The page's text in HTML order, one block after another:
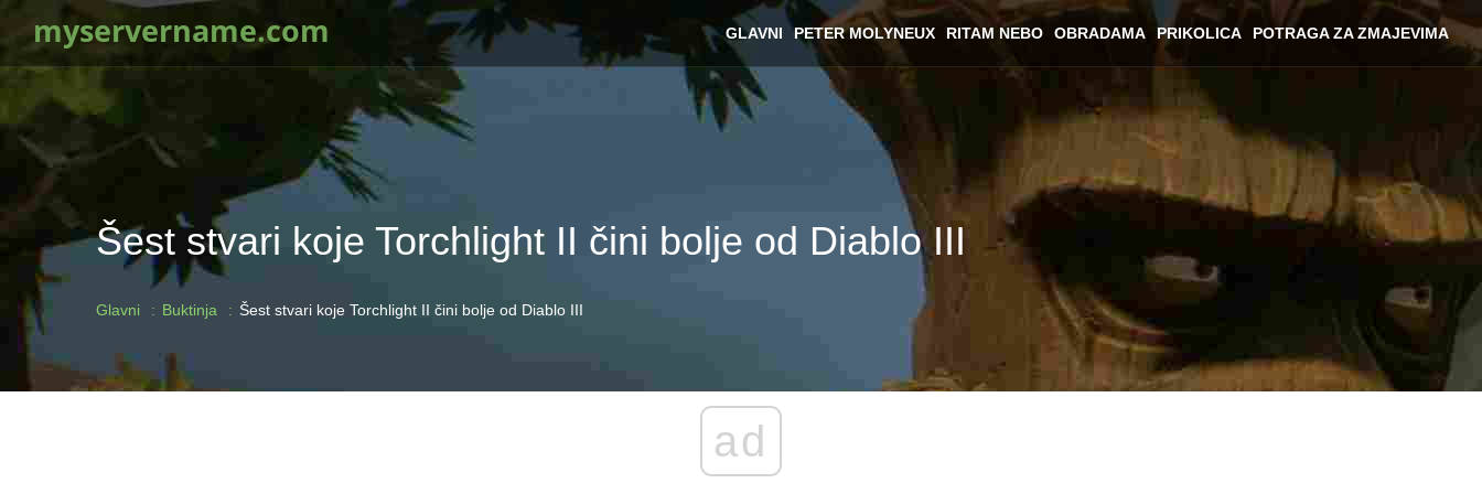
myservername.com GLAVNI PETER MOLYNEUX RITAM NEBO OBRADAMA PRIKOLICA POTRAGA ZA ZMAJEVIMA
Šest stvari koje Torchlight II čini bolje od Diablo III
Glavni Buktinja Šest stvari koje Torchlight II čini bolje od Diablo III
ad